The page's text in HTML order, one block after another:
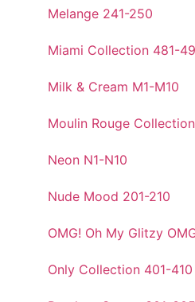
Melange 241-250
Miami Collection 481-
Milk & Cream M1-M10
Moulin Rouge Collection
Neon N1-N10
Nude Mood 201-210
OMG! Oh My Glitzy
Only Collection 401-410